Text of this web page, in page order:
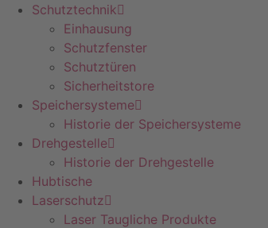
Schutztechnik
Einhausung
Schutzfenster
Schutztüren
Sicherheitstore
Speichersysteme
Historie der Speichersysteme
Drehgestelle
Historie der Drehgestelle
Hubtische
Laserschutz
Laser Taugliche Produkte